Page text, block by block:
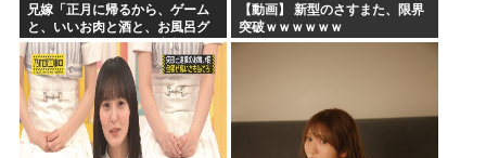
兄嫁「正月に帰るから、ゲーム
と、いいお肉と酒と、お風呂グ
ッズの準備しとけよ」寝起きの
私「知るかボケ」兄嫁「キィィ
ィィー！！！！」私「あ…」
【動画】 新型のさすまた、限界
突破ｗｗｗｗｗｗ